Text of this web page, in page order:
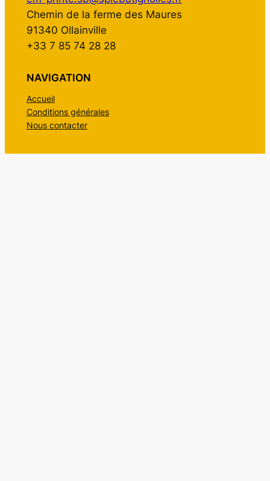
Chemin de la ferme des Maures
91340 Ollainville
+33 7 85 74 28 28
NAVIGATION
Accueil
Conditions générales
Nous contacter